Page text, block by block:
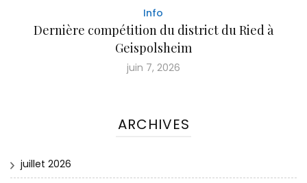
Info
Dernière compétition du district du Ried à
Geispolsheim
juin 7, 2026
ARCHIVES
juillet 2026